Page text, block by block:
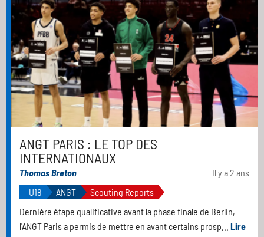
ANGT PARIS : LE TOP DES
INTERNATIONAUX
Thomas Breton
Il y a 2 ans
U18
ANGT
Scouting Reports
Dernière étape qualificative avant la phase finale de Berlin,
l'ANGT Paris a permis de mettre en avant certains prosp... Lire